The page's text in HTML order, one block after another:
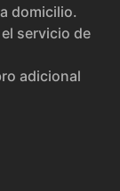
domicilio.
servicio de
adicional